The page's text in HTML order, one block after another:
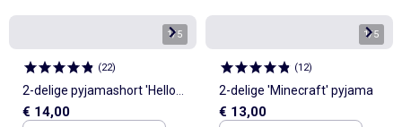
1/5
(22)
2-delige pyjamashort 'Hello
Kitty'
€ 14,00
1/5
(12)
2-delige 'Minecraft' pyjama
€ 13,00